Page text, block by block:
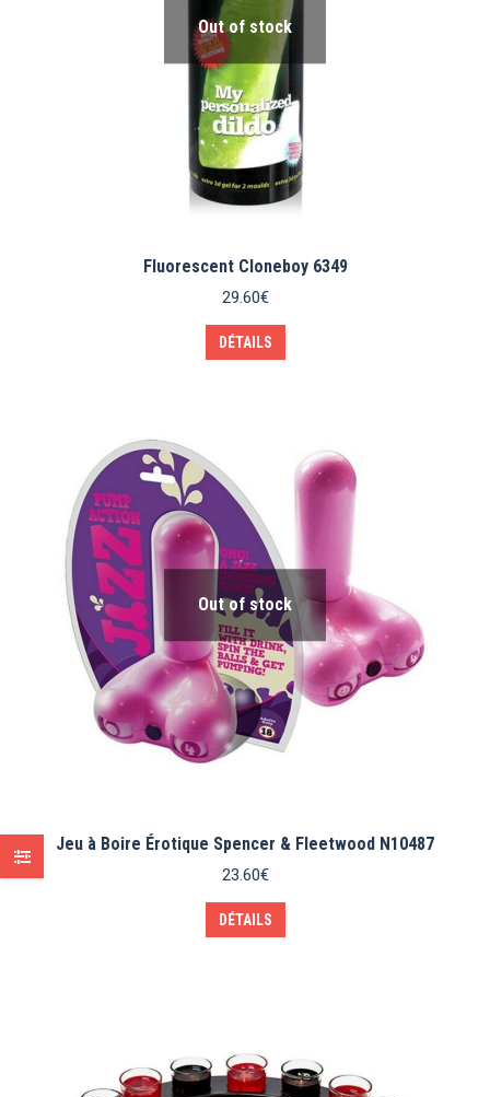
Out of stock
Fluorescent Cloneboy 6349
29.60€
DÉTAILS
Out of stock
Jeu à Boire Érotique Spencer & Fleetwood N10487
23.60€
DÉTAILS